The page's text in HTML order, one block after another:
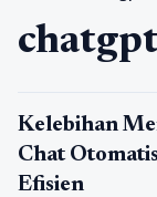
Tekno
Kelebihan
Chat
Efisien